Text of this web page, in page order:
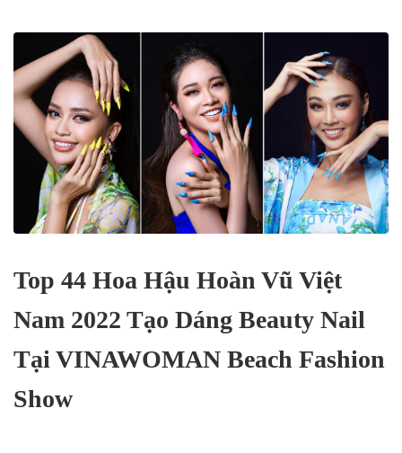
Top 44 Hoa Hậu Hoàn Vũ Việt
Nam 2022 Tạo Dáng Beauty Nail
Tại VINAWOMAN Beach Fashion
Show